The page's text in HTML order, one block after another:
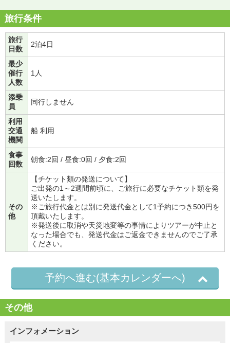
旅行条件
旅行
日数
2泊4日
最少
催行
人数
1人
添乗
員
同行しません
利用
交通
機関
船 利用
食事
回数
朝食:2回 / 昼食:0回 / 夕食:2回
その
他
【チケット類の発送について】
ご出発の1～2週間前頃に、ご旅行に必要なチケット類を発
送いたします。
※ご旅行代金とは別に発送代金として1予約につき500円を
頂戴いたします。
※発送後に取消や天災地変等の事情によりツアーが中止と
なった場合でも、発送代金はご返金できませんのでご了承
ください。
予約へ進む(基本カレンダーへ)
その他
インフォメーション